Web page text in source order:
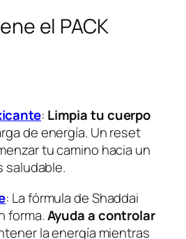
el PACK
: Limpia tu cuerpo
de energía. Un reset
tu camino hacia un
saludable.
: La fórmula de Shaddai
forma.Ayuda a controlar
la energía mientras